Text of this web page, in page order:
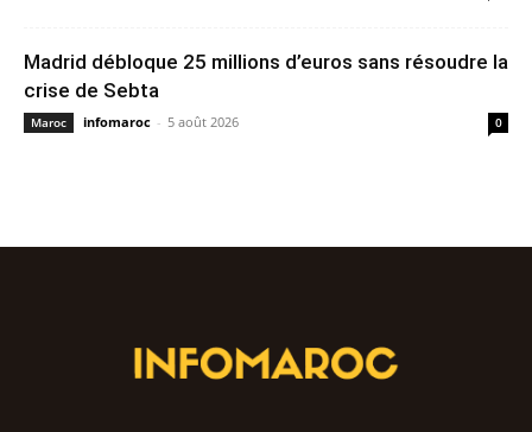
Madrid débloque 25 millions d’euros sans résoudre la
crise de Sebta
Maroc infomaroc - 5 août 2026 0